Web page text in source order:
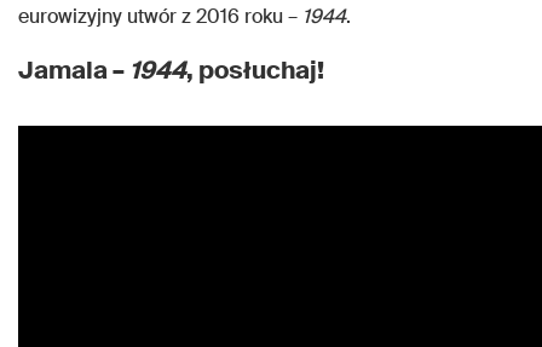
eurowizyjny utwór z 2016 roku – 1944.
Jamala – 1944, posłuchaj!